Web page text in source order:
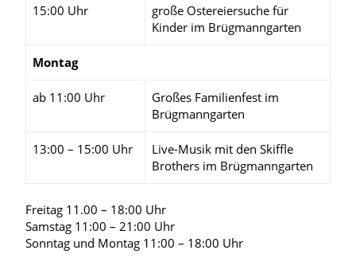
15:00 Uhr
große Ostereiersuche für
Kinder im Brügmanngarten
Montag
ab 11:00 Uhr
Großes Familienfest im
Brügmanngarten
13:00 – 15:00 Uhr
Live-Musik mit den Skiffle
Brothers im Brügmanngarten
Freitag 11.00 – 18:00 Uhr
Samstag 11:00 – 21:00 Uhr
Sonntag und Montag 11:00 – 18:00 Uhr